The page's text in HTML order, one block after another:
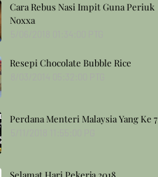
Cara Rebus Nasi Impit Guna Periuk
Noxxa
Resepi Chocolate Bubble Rice
Perdana Menteri Malaysia Yang Ke 7